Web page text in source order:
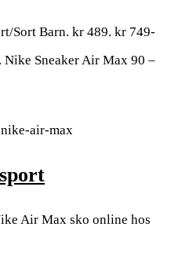
Sort Barn. kr 489. kr 749-
Nike Sneaker Air Max 90 –
air-max
Air Max sko online hos